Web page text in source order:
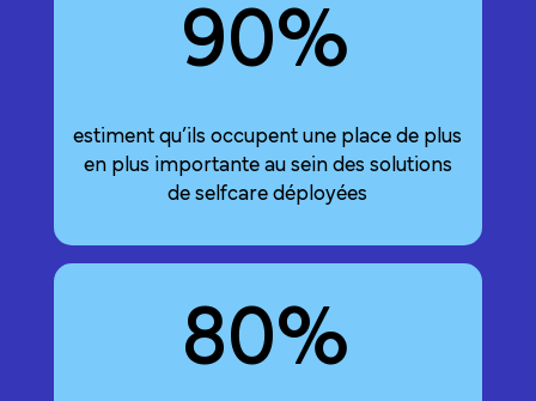
90%
estiment qu’ils occupent une place de plus
en plus importante au sein des solutions
de selfcare déployées
80%